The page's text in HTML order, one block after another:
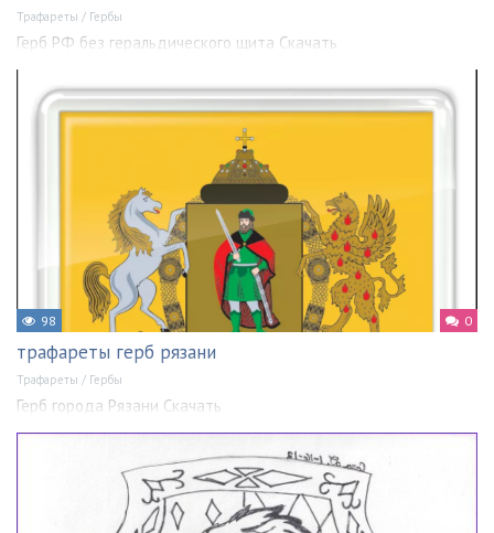
Трафареты / Гербы
Герб РФ без геральдического щита Скачать
98 0
трафареты герб рязани
Трафареты / Гербы
Герб города Рязани Скачать